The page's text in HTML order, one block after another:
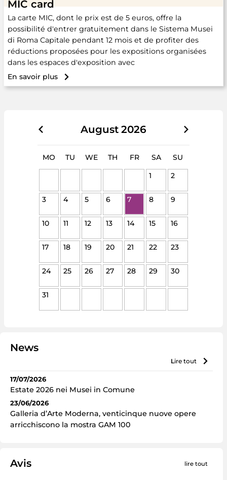
MIC card
La carte MIC, dont le prix est de 5 euros, offre la
possibilité d'entrer gratuitement dans le Sistema Musei
di Roma Capitale pendant 12 mois et de profiter des
réductions proposées pour les expositions organisées
dans les espaces d'exposition avec
En savoir plus
August 2026
MO TU WE TH FR SA
SU
1
2
3 4 5 6 7 8 9
10 11 12 13 14 15 16
17 18 19 20 21 22 23
24 25 26 27 28 29 30
31
News
lire tout
17/07/2026
Estate 2026 nei Musei in Comune
23/06/2026
Galleria d’Arte Moderna, venticinque nuove opere
arricchiscono la mostra GAM 100
Avis lire tout